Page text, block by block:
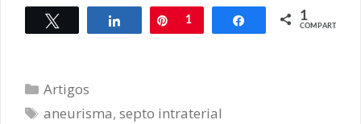
Compartilhar
Pin
1 Compartilhar
1
COMPART.
Categorias
Artigos
Tags
aneurisma,septo intraterial